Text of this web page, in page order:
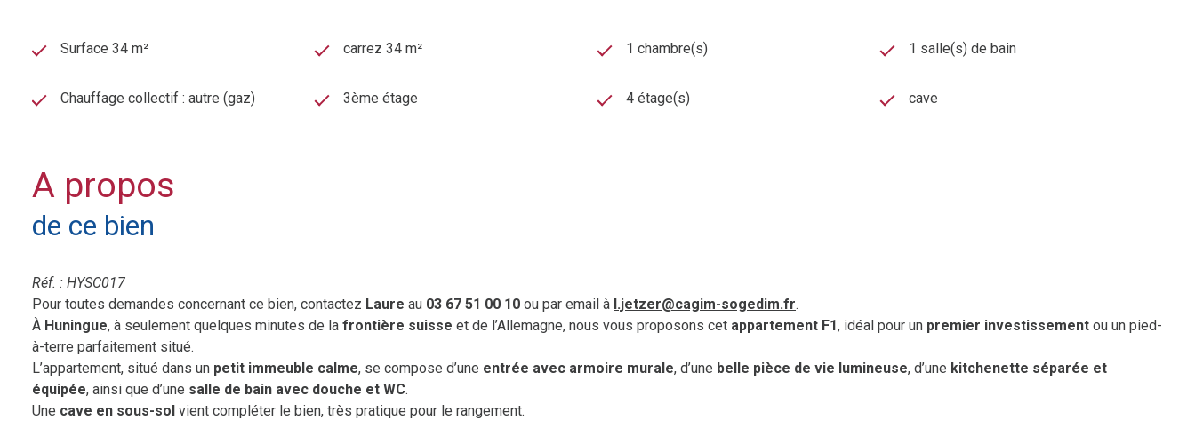
Surface 34 m² carrez 34 m² 1 chambre(s) 1 salle(s) de bain
Chauffage collectif : autre (gaz) 3ème étage 4 étage(s) cave
A propos
de ce bien
Réf. : HYSC017
Pour toutes demandes concernant ce bien, contactez Laure au 03 67 51 00 10 ou par email à l.jetzer@cagim-sogedim.fr.
À Huningue, à seulement quelques minutes de la frontière suisse et de l’Allemagne, nous vous proposons cet appartement F1, idéal pour un premier investissement ou un pied-
à-terre parfaitement situé.
L’appartement, situé dans un petit immeuble calme, se compose d’une entrée avec armoire murale, d’une belle pièce de vie lumineuse, d’une kitchenette séparée et
équipée, ainsi que d’une salle de bain avec douche et WC.
Une cave en sous-sol vient compléter le bien, très pratique pour le rangement.